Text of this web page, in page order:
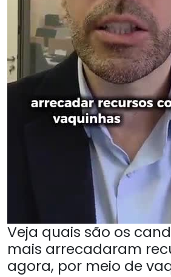
Veja quais são os
mais arrecadaram
agora, por meio de